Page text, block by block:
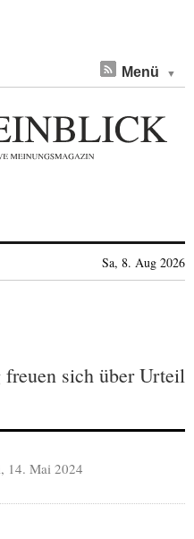
Menü
Sa, 8. Aug 2026
freuen sich über Urteil
14. Mai 2024